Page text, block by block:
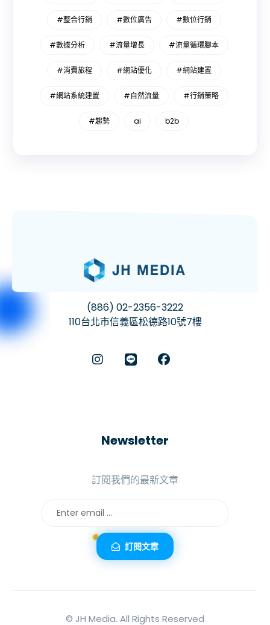
#整合行銷 #數位廣告 #數位行銷
#數據分析 #流量增長 #流量循環腳本
#消費旅程 #網站優化 #網站建置
#網站系統建置 #自然流量 #行銷策略
#趨勢 ai b2b
(886) 02-2356-3222
110台北市信義區松德路10號7樓
Newsletter
訂閱我們的最新文章
訂閱文章
© JH Media. All Rights Reserved